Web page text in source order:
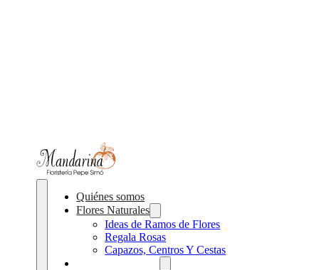
Quiénes somos
Flores Naturales
Ideas de Ramos de Flores
Regala Rosas
Capazos, Centros Y Cestas